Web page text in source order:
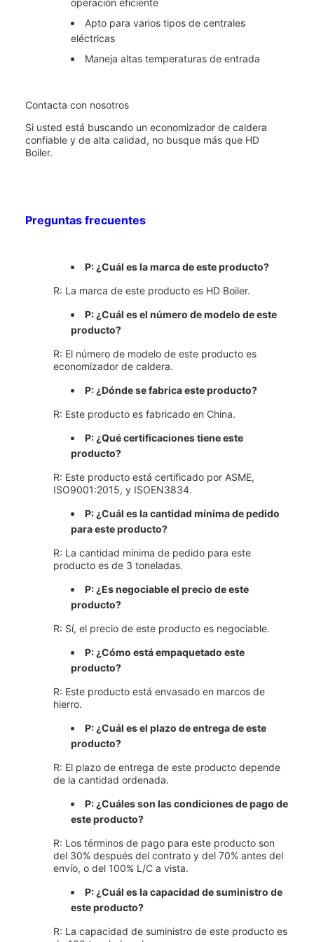
operación eficiente
Apto para varios tipos de centrales
eléctricas
Maneja altas temperaturas de entrada
Contacta con nosotros
Si usted está buscando un economizador de caldera
confiable y de alta calidad, no busque más que HD
Boiler.
Preguntas frecuentes
P: ¿Cuál es la marca de este producto?
R: La marca de este producto es HD Boiler.
P: ¿Cuál es el número de modelo de este
producto?
R: El número de modelo de este producto es
economizador de caldera.
P: ¿Dónde se fabrica este producto?
R: Este producto es fabricado en China.
P: ¿Qué certificaciones tiene este
producto?
R: Este producto está certificado por ASME,
ISO9001:2015, y ISOEN3834.
P: ¿Cuál es la cantidad mínima de pedido
para este producto?
R: La cantidad mínima de pedido para este
producto es de 3 toneladas.
P: ¿Es negociable el precio de este
producto?
R: Sí, el precio de este producto es negociable.
P: ¿Cómo está empaquetado este
producto?
R: Este producto está envasado en marcos de
hierro.
P: ¿Cuál es el plazo de entrega de este
producto?
R: El plazo de entrega de este producto depende
de la cantidad ordenada.
P: ¿Cuáles son las condiciones de pago de
este producto?
R: Los términos de pago para este producto son
del 30% después del contrato y del 70% antes del
envío, o del 100% L/C a vista.
P: ¿Cuál es la capacidad de suministro de
este producto?
R: La capacidad de suministro de este producto es